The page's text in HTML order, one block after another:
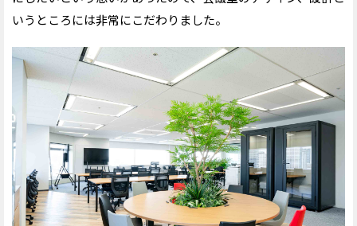
いうところには非常にこだわりました。